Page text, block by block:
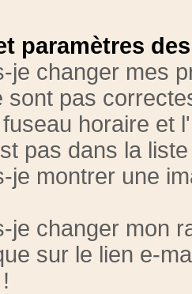
paramètres
je changer mes
sont pas
horaire et
pas dans la
je montrer une
je changer mon
sur le lien e-